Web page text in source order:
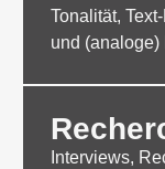
Tonalität,
und (analoge)
Interviews,